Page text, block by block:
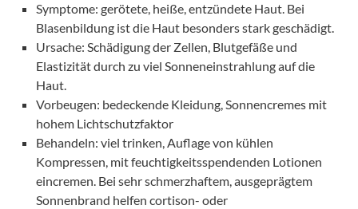
Symptome: gerötete, heiße, entzündete Haut. Bei
Blasenbildung ist die Haut besonders stark geschädigt.
Ursache: Schädigung der Zellen, Blutgefäße und
Elastizität durch zu viel Sonneneinstrahlung auf die
Haut.
Vorbeugen: bedeckende Kleidung, Sonnencremes mit
hohem Lichtschutzfaktor
Behandeln: viel trinken, Auflage von kühlen
Kompressen, mit feuchtigkeitsspendenden Lotionen
eincremen. Bei sehr schmerzhaftem, ausgeprägtem
Sonnenbrand helfen cortison- oder